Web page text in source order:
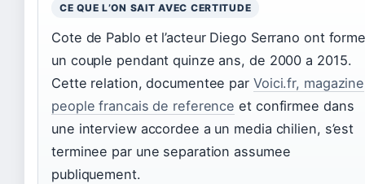
CE QUE L’ON SAIT AVEC CERTITUDE
Cote de Pablo et l’acteur Diego Serrano ont
un couple pendant quinze ans, de 2000 a 2015.
Cette relation, documentee par Voici.fr, magazine
people francais de reference et confirmee dans
une interview accordee a un media chilien, s’est
terminee par une separation assumee
publiquement.